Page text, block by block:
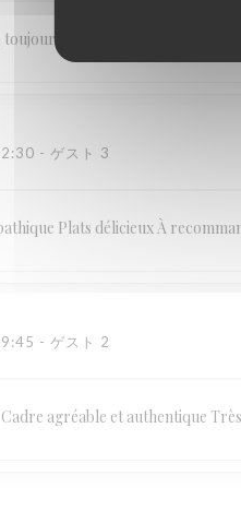
à notre écoute. Les plats
- ゲスト 3
Plats délicieux À
- ゲスト 2
agréable et authentique